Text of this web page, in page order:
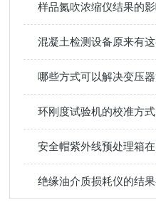
样品氮吹浓缩仪结果的
混凝土检测设备原来有
哪些方式可以解决变压
环刚度试验机的校准方式
安全帽紫外线预处理箱
绝缘油介质损耗仪的结